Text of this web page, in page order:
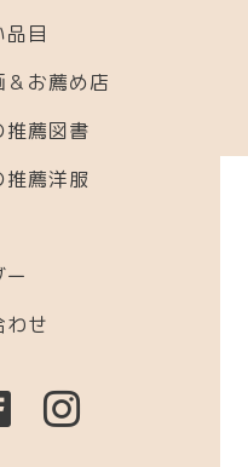
品目
＆お薦め店
推薦図書
推薦洋服
わせ